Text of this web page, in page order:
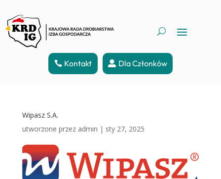
Kontakt Dla Członków
Wipasz S.A.
utworzone przez admin | sty 27, 2025